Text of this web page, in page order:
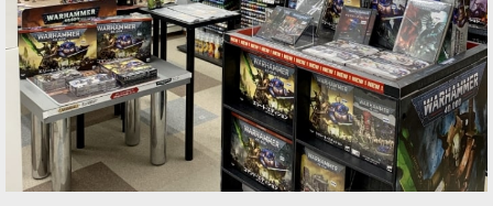
[シルヴァネス] グローヴ・ガーディアン[92-54]
10,400円(税込)
1点
祈祷と白兵戦を兼ねる守護者キャラクター グロー
ヴ・ガーディアンは、シルヴァネス軍に祈祷役と
前線戦力の両方を加えられるキャラクターモデル